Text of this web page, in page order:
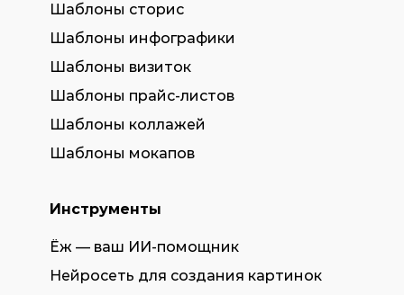
Шаблоны сторис
Шаблоны инфографики
Шаблоны визиток
Шаблоны прайс-листов
Шаблоны коллажей
Шаблоны мокапов
Инструменты
Ёж — ваш ИИ-помощник
Нейросеть для создания картинок